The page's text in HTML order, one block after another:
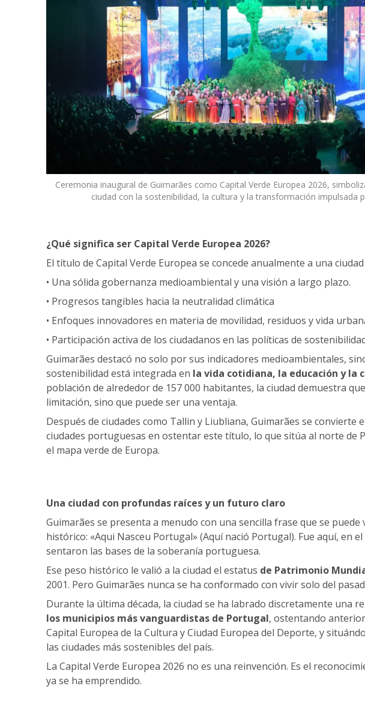
Ceremonia inaugural de Guimarães como Capital Verde Europea 2026,
ciudad con la sostenibilidad, la cultura y la transformación impulsada
¿Qué significa ser Capital Verde Europea 2026?
El título de Capital Verde Europea se concede anualmente a una
• Una sólida gobernanza medioambiental y una visión a largo plazo.
• Progresos tangibles hacia la neutralidad climática
• Enfoques innovadores en materia de movilidad, residuos y vida
• Participación activa de los ciudadanos en las políticas de
Guimarães destacó no solo por sus indicadores medioambientales,
sostenibilidad está integrada en la vida cotidiana, la educación y la
población de alrededor de 157 000 habitantes, la ciudad demuestra
limitación, sino que puede ser una ventaja.
Después de ciudades como Tallin y Liubliana, Guimarães se convierte
ciudades portuguesas en ostentar este título, lo que sitúa al norte de
el mapa verde de Europa.
Una ciudad con profundas raíces y un futuro claro
Guimarães se presenta a menudo con una sencilla frase que se
histórico: «Aqui Nasceu Portugal» (Aquí nació Portugal). Fue aquí, en
sentaron las bases de la soberanía portuguesa.
Ese peso histórico le valió a la ciudad el estatus de Patrimonio
2001. Pero Guimarães nunca se ha conformado con vivir solo del
Durante la última década, la ciudad se ha labrado discretamente una
los municipios más vanguardistas de Portugal, ostentando
Capital Europea de la Cultura y Ciudad Europea del Deporte, y
las ciudades más sostenibles del país.
La Capital Verde Europea 2026 no es una reinvención. Es el
ya se ha emprendido.